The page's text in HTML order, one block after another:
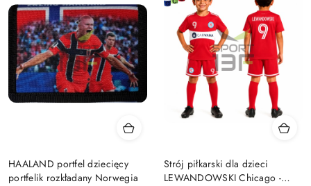
HAALAND portfel dziecięcy
portfelik rozkładany Norwegia
Strój piłkarski dla dzieci
LEWANDOWSKI Chicago -